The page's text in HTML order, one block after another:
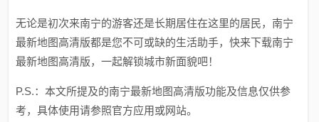
无论是初次来南宁的游客还是长期居住在这里的居民，南宁
最新地图高清版都是您不可或缺的生活助手，快来下载南宁
最新地图高清版，一起解锁城市新面貌吧！
P.S.：本文所提及的南宁最新地图高清版功能及信息仅供参
考，具体使用请参照官方应用或网站。